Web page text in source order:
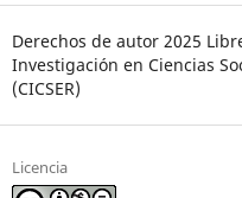
Derechos de autor 2025
Investigación en Ciencias
(CICSER)
Licencia